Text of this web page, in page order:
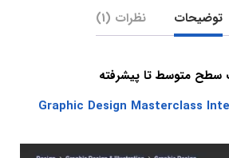
توضیحات نظرات (1)
سطح متوسط تا پیشرفته
Graphic Design Masterclass